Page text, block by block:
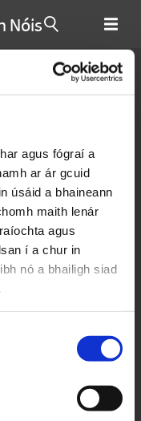
agus fógraí a
ar ár gcuid
úsáid a bhaineann
maith lenár
agus
í a chur in
nó a bhailigh siad
Nóis
N O
S T
X Y